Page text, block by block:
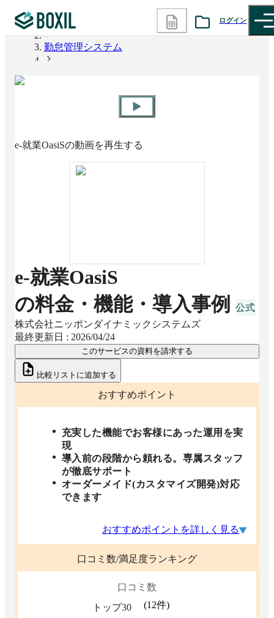
ログイン
カテゴリから探す
BOXIL
勤怠管理システム
e-就業OasiSの動画を再生する
e-就業OasiS
の料金・機能・導入事例
株式会社ニッポンダイナミックシステムズ
最終更新日 : 2026/04/24
このサービスの資料を請求する
比較リストに追加する
おすすめポイント
充実した機能でお客様にあった運用を実
現
導入前の段階から頼れる。専属スタッフ
が徹底サポート
オーダーメイド(カスタマイズ開発)対応
できます
おすすめポイントを詳しく見る
口コミ数/満足度ランキング
口コミ数
トップ30
(12件)